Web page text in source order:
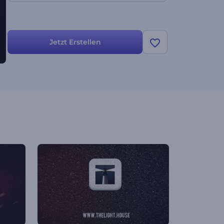
Jetzt Erstellen